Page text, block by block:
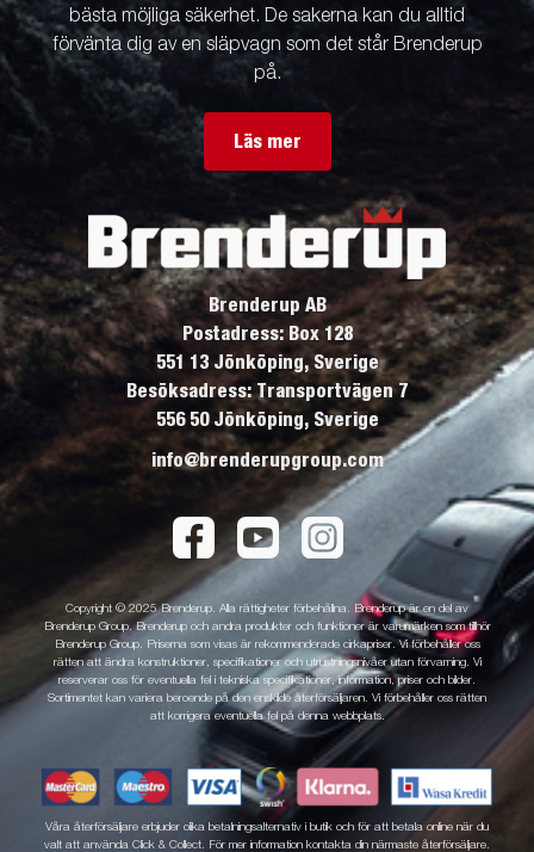
bästa möjliga säkerhet. De sakerna kan du alltid
förvänta dig av en släpvagn som det står Brenderup
på.
Läs mer
Brenderup AB
Postadress: Box 128
551 13 Jönköping, Sverige
Besöksadress: Transportvägen 7
556 50 Jönköping, Sverige
info@brenderupgroup.com
Copyright © 2025 Brenderup. Alla rättigheter förbehållna. Brenderup är en del av
Brenderup Group. Brenderup och andra produkter och funktioner är varumärken som tillhör
Brenderup Group. Priserna som visas är rekommenderade cirkapriser. Vi förbehåller oss
rätten att ändra konstruktioner, specifikationer och utrustningsnivåer utan förvarning. Vi
reserverar oss för eventuella fel i tekniska specifikationer, information, priser och bilder.
Sortimentet kan variera beroende på den enskilde återförsäljaren. Vi förbehåller oss rätten
att korrigera eventuella fel på denna webbplats.
Våra återförsäljare erbjuder olika betalningsalternativ i butik och för att betala online när du
valt att använda Click & Collect. För mer information kontakta din närmaste återförsäljare.